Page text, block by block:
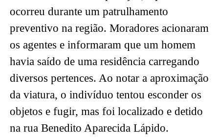
ocorreu durante um patrulhamento
preventivo na região. Moradores acionaram
os agentes e informaram que um homem
havia saído de uma residência carregando
diversos pertences. Ao notar a aproximação
da viatura, o indivíduo tentou esconder os
objetos e fugir, mas foi localizado e detido
na rua Benedito Aparecida Lápido.